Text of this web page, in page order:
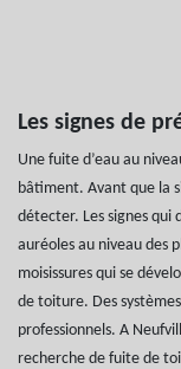
Les signes de
Une fuite d’eau au
bâtiment. Avant que la
détecter. Les signes qui
auréoles au niveau des
moisissures qui se
de toiture. Des
professionnels. A
recherche de fuite de